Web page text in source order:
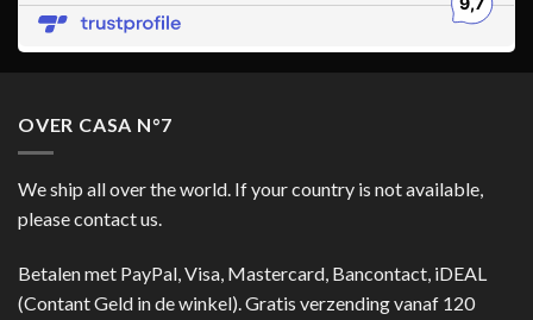
OVER CASA N°7
We ship all over the world. If your country is not available,
please contact us.
Betalen met PayPal, Visa, Mastercard, Bancontact, iDEAL
(Contant Geld in de winkel). Gratis verzending vanaf 120